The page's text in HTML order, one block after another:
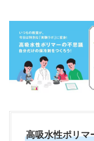
高吸水性ポリマ